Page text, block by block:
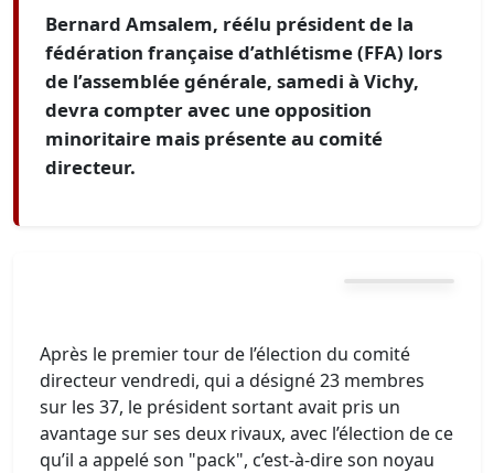
Bernard Amsalem, réélu président de la
fédération française d’athlétisme (FFA) lors
de l’assemblée générale, samedi à Vichy,
devra compter avec une opposition
minoritaire mais présente au comité
directeur.
Après le premier tour de l’élection du comité
directeur vendredi, qui a désigné 23 membres
sur les 37, le président sortant avait pris un
avantage sur ses deux rivaux, avec l’élection de ce
qu’il a appelé son "pack", c’est-à-dire son noyau